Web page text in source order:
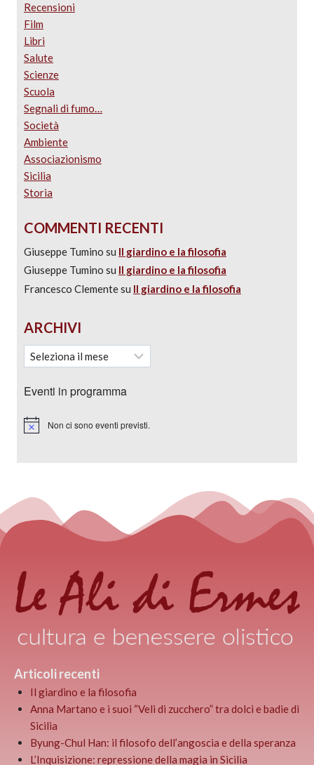
Recensioni
Film
Libri
Salute
Scienze
Scuola
Segnali di fumo…
Società
Ambiente
Associazionismo
Sicilia
Storia
COMMENTI RECENTI
Giuseppe Tumino su Il giardino e la filosofia
Giuseppe Tumino su Il giardino e la filosofia
Francesco Clementesu Il giardino e la filosofia
ARCHIVI
Eventi in programma
Notice Non ci sono eventi previsti.
Articoli recenti
Il giardino e la filosofia
Anna Martano e i suoi “Veli di zucchero” tra dolci e badie di
Sicilia
Byung-Chul Han: il filosofo dell’angoscia e della speranza
L’Inquisizione: repressione della magia in Sicilia